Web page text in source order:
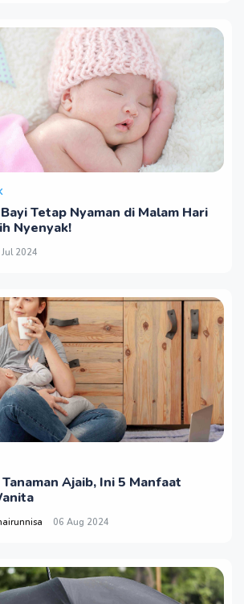
Tetap Nyaman di Malam Hari
Nyenyak!
2024
Ajaib, Ini 5 Manfaat
06 Aug 2024